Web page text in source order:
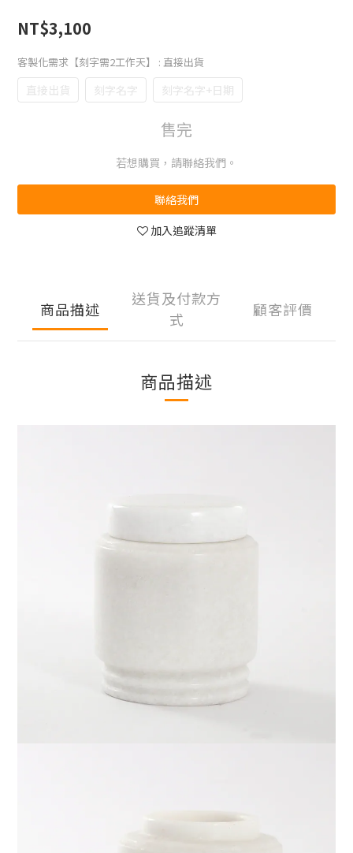
NT$3,100
客製化需求【刻字需2工作天】 : 直接出貨
直接出貨 刻字名字 刻字名字+日期
售完
若想購買，請聯絡我們。
聯絡我們
加入追蹤清單
商品描述
送貨及付款方
式
顧客評價
商品描述